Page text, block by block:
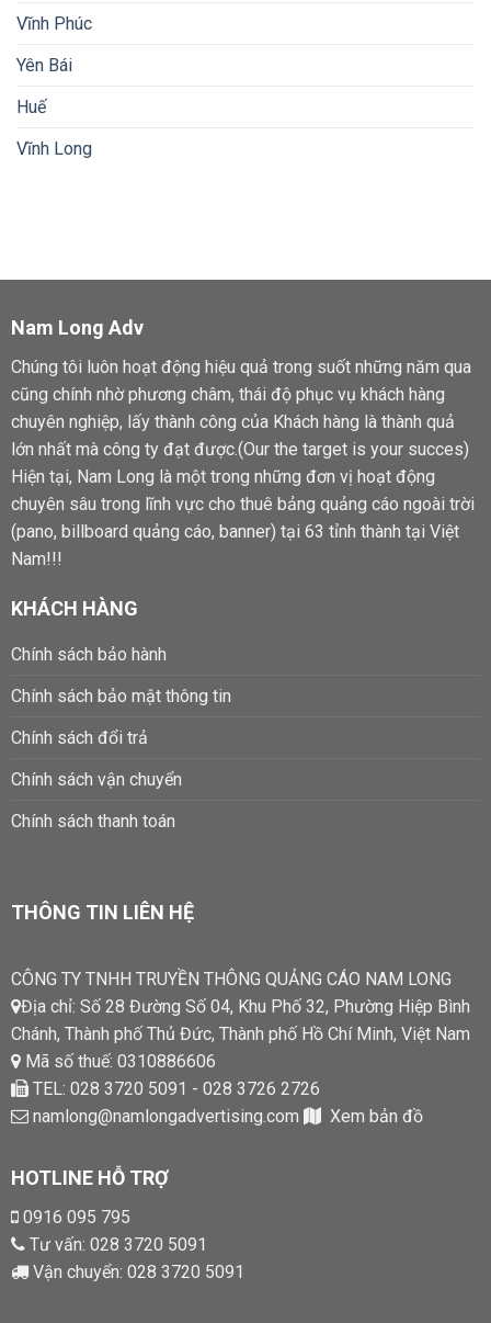
Vĩnh Phúc
Yên Bái
Huế
Vĩnh Long
Nam Long Adv
Chúng tôi luôn hoạt động hiệu quả trong suốt những năm qua
cũng chính nhờ phương châm, thái độ phục vụ khách hàng
chuyên nghiệp, lấy thành công của Khách hàng là thành quả
lớn nhất mà công ty đạt được.(Our the target is your succes)
Hiện tại, Nam Long là một trong những đơn vị hoạt động
chuyên sâu trong lĩnh vực cho thuê bảng quảng cáo ngoài trời
(pano, billboard quảng cáo, banner) tại 63 tỉnh thành tại Việt
Nam!!!
KHÁCH HÀNG
Chính sách bảo hành
Chính sách bảo mật thông tin
Chính sách đổi trả
Chính sách vận chuyển
Chính sách thanh toán
THÔNG TIN LIÊN HỆ
CÔNG TY TNHH TRUYỀN THÔNG QUẢNG CÁO NAM LONG
Địa chỉ: Số 28 Đường Số 04, Khu Phố 32, Phường Hiệp Bình
Chánh, Thành phố Thủ Đức, Thành phố Hồ Chí Minh, Việt Nam
Mã số thuế: 0310886606
TEL: 028 3720 5091 - 028 3726 2726
namlong@namlongadvertising.com
Xem bản đồ
HOTLINE HỖ TRỢ
0916 095 795
Tư vấn: 028 3720 5091
Vận chuyển: 028 3720 5091